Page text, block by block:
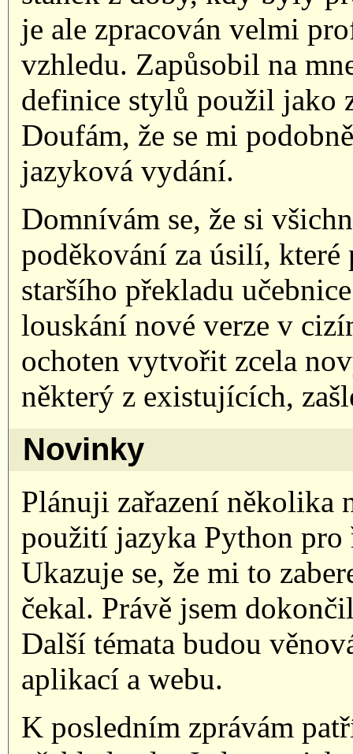
je ale zpracován velmi
vzhledu. Zapůsobil na
definice stylů použil jako
Doufám, že se mi
jazyková vydání.
Domnívám se, že si
poděkování za úsilí,
staršího překladu
louskání nové verze v
ochoten vytvořit zcela
některý z existujících,
Novinky
Plánuji zařazení několika
použití jazyka Python pro
Ukazuje se, že mi to
čekal. Právě jsem
Další témata budou
aplikací a webu.
K posledním zprávám